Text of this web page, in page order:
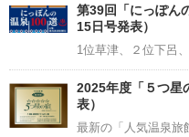
第39回「にっぽん
15日号発表）
1位草津、２位下呂
2025年度「５つ星
表）
最新の「人気温泉旅